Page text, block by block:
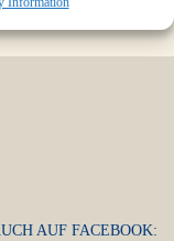
AUF FACEBOOK: